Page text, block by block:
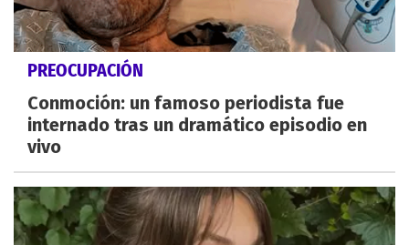
PREOCUPACIÓN
Conmoción: un famoso periodista fue
internado tras un dramático episodio en
vivo